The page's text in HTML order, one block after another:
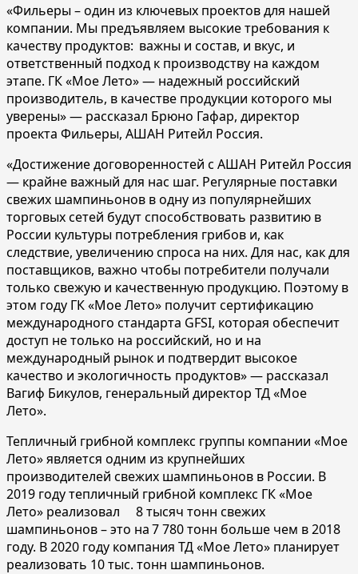
«Фильеры – один из ключевых проектов для нашей
компании. Мы предъявляем высокие требования к
качеству продуктов: важны и состав, и вкус, и
ответственный подход к производству на каждом
этапе. ГК «Мое Лето» — надежный российский
производитель, в качестве продукции которого мы
уверены» — рассказал Брюно Гафар, директор
проекта Фильеры, АШАН Ритейл Россия.
«Достижение договоренностей с АШАН Ритейл Россия
— крайне важный для нас шаг. Регулярные поставки
свежих шампиньонов в одну из популярнейших
торговых сетей будут способствовать развитию в
России культуры потребления грибов и, как
следствие, увеличению спроса на них. Для нас, как для
поставщиков, важно чтобы потребители получали
только свежую и качественную продукцию. Поэтому в
этом году ГК «Мое Лето» получит сертификацию
международного стандарта GFSI, которая обеспечит
доступ не только на российский, но и на
международный рынок и подтвердит высокое
качество и экологичность продуктов» — рассказал
Вагиф Бикулов, генеральный директор ТД «Мое
Лето».
Тепличный грибной комплекс группы компании «Мое
Лето» является одним из крупнейших
производителей свежих шампиньонов в России. В
2019 году тепличный грибной комплекс ГК «Мое
Лето» реализовал 8 тысяч тонн свежих
шампиньонов – это на 7 780 тонн больше чем в 2018
году. В 2020 году компания ТД «Мое Лето» планирует
реализовать 10 тыс. тонн шампиньонов.